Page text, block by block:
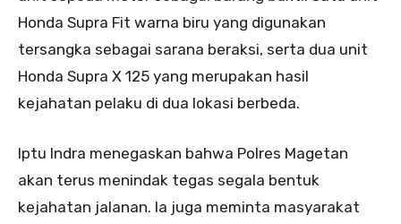
Honda Supra Fit warna biru yang digunakan
tersangka sebagai sarana beraksi, serta dua unit
Honda Supra X 125 yang merupakan hasil
kejahatan pelaku di dua lokasi berbeda.
Iptu Indra menegaskan bahwa Polres Magetan
akan terus menindak tegas segala bentuk
kejahatan jalanan. Ia juga meminta masyarakat